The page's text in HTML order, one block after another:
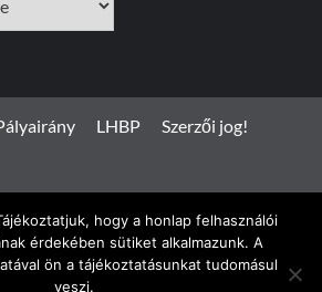
LHBP Szerzői jog!
hogy a honlap felhasználói
érdekében sütiket alkalmazunk. A
ön a tájékoztatásunkat tudomásul
veszi.